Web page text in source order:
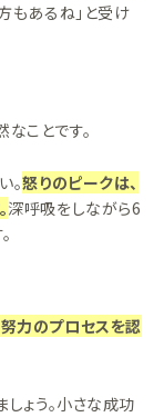
もあるね」と受け
ことです。
。怒りのピークは、
深呼吸をしながら6
力のプロセスを認
しょう。小さな成功